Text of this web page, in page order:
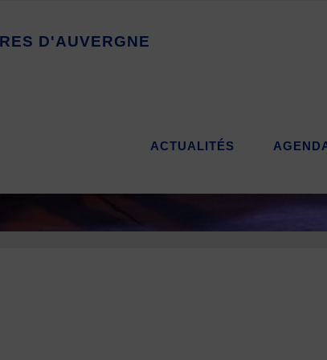
RES D'AUVERGNE
ACTUALITÉS